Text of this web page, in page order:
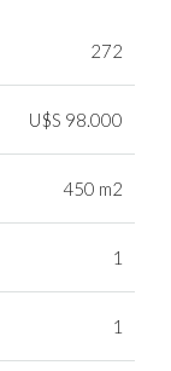
272
U$S 98.000
450 m2
1
1